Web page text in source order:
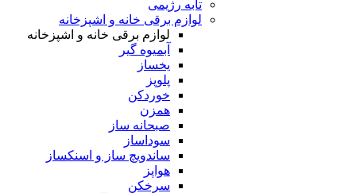
تابه رژیمی
لوازم برقی خانه و اشپزخانه
لوازم برقی خانه و اشپزخانه
آبمیوه گیر
یخساز
پلوپز
خوردکن
همزن
صبحانه ساز
سوداساز
ساندویچ ساز و اسنکساز
هواپز
سرخکن